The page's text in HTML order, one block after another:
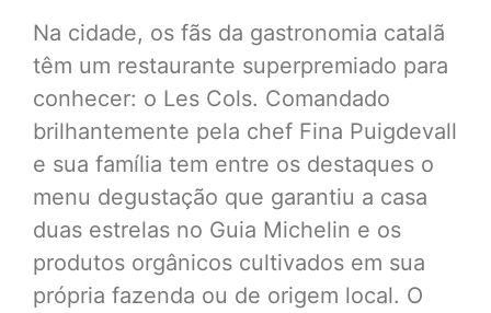
Na cidade, os fãs da gastronomia catalã
têm um restaurante superpremiado para
conhecer: o Les Cols. Comandado
brilhantemente pela chef Fina Puigdevall
e sua família tem entre os destaques o
menu degustação que garantiu a casa
duas estrelas no Guia Michelin e os
produtos orgânicos cultivados em sua
própria fazenda ou de origem local. O